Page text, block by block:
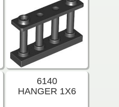
6140
HANGER 1X6